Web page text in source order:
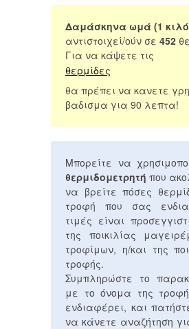
Δαμάσκηνα ωμά (1
αντιστοιχεί/ούν σε 452
Για να κάψετε τις
θερμίδες
θα πρέπει να κανετε
βαδισμα για 90 λεπτα!
Μπορείτε να
θερμιδομετρητή που
να βρείτε πόσες
τροφή που σας
τιμές είναι
της ποικιλίας
τροφίμων, η/και της
τροφής.
Συμπληρώστε το
με το όνομα της
ενδιαφέρει, και
να κάνετε αναζήτηση